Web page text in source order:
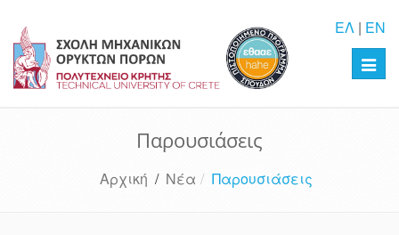
ΕΛ | EN
Παρουσιάσεις
Αρχική / Νέα Παρουσιάσεις